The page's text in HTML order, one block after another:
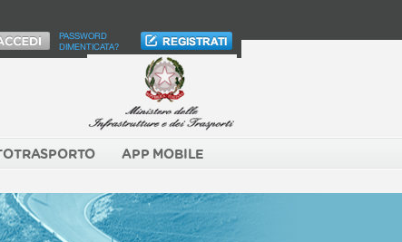
PASSWORD
DIMENTICATA?
APP MOBILE